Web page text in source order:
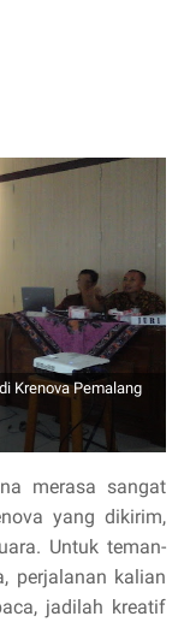
Krenova Pemalang
merasa sangat
yang dikirim,
Untuk teman-
perjalanan kalian
jadilah kreatif